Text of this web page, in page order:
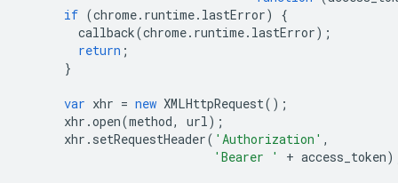
if (chrome. runtime. lastError)
{
callback(chrome. runtime. lastError);
return ;
}
var xhr = new XMLHttpRequest();
xhr .open(method, url);
xhr . setRequestHeader( 'Authorization' ,
'Bearer '
+ access_token